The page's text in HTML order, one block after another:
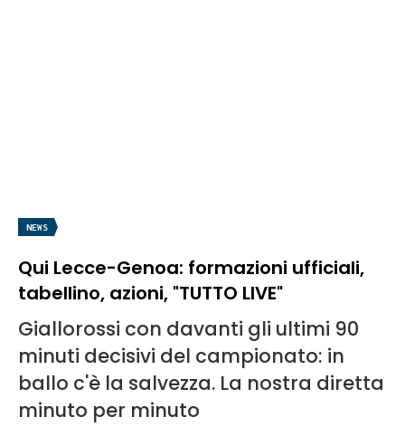
NEWS
Qui Lecce-Genoa: formazioni ufficiali,
tabellino, azioni, "TUTTO LIVE"
Giallorossi con davanti gli ultimi 90
minuti decisivi del campionato: in
ballo c'è la salvezza. La nostra diretta
minuto per minuto